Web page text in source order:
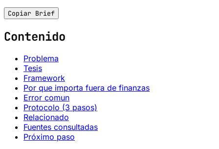
Copiar Brief
Contenido
Problema
Tesis
Framework
Por que importa fuera de finanzas
Error comun
Protocolo (3 pasos)
Relacionado
Fuentes consultadas
Próximo paso